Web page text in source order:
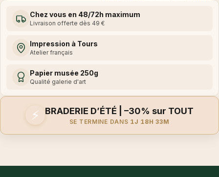
Chez vous en 48/72h maximum
Livraison offerte dès 49 €
Impression à Tours
Atelier français
Papier musée 250g
Qualité galerie d'art
⚡ BRADERIE D’ÉTÉ | –30% sur TOUT
SE TERMINE DANS 1J 18H 33M